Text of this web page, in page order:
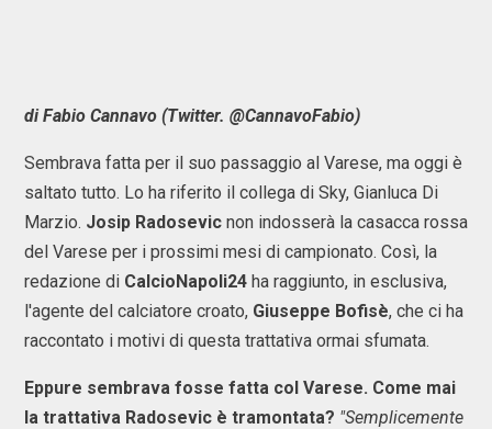
di Fabio Cannavo (Twitter. @CannavoFabio)
Sembrava fatta per il suo passaggio al Varese, ma oggi è
saltato tutto. Lo ha riferito il collega di Sky, Gianluca Di
Marzio. Josip Radosevic non indosserà la casacca rossa
del Varese per i prossimi mesi di campionato. Così, la
redazione di CalcioNapoli24 ha raggiunto, in esclusiva,
l'agente del calciatore croato, Giuseppe Bofisè, che ci ha
raccontato i motivi di questa trattativa ormai sfumata.
Eppure sembrava fosse fatta col Varese. Come mai
la trattativa Radosevic è tramontata? "Semplicemente